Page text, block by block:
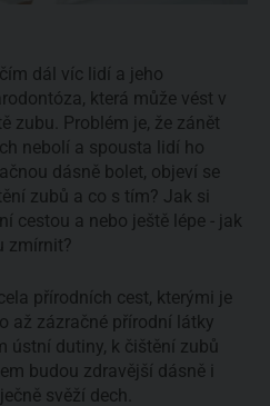
dál víc lidí a jeho
která může vést v
zubu. Problém je, že zánět
nebolí a spousta lidí ho
dásně bolet, objeví se
zubů a co s tím? Jak si
cestou a nebo ještě lépe - jak
zmírnit?
přírodních cest, kterými je
až zázračné přírodní látky
ústní dutiny, k čištění zubů
budou zdravější dásně i
svěží dech.